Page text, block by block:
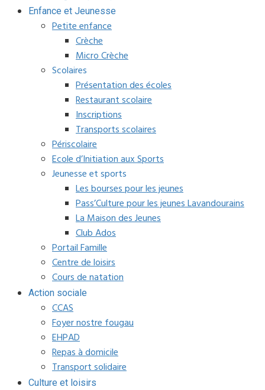
Enfance et Jeunesse
Petite enfance
Crèche
Micro Crèche
Scolaires
Présentation des écoles
Restaurant scolaire
Inscriptions
Transports scolaires
Périscolaire
Ecole d’Initiation aux Sports
Jeunesse et sports
Les bourses pour les jeunes
Pass’Culture pour les jeunes Lavandourains
La Maison des Jeunes
Club Ados
Portail Famille
Centre de loisirs
Cours de natation
Action sociale
CCAS
Foyer nostre fougau
EHPAD
Repas à domicile
Transport solidaire
Culture et loisirs